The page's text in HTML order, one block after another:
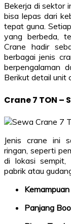
Bekerja di sektor
bisa lepas dari
tepat guna.
yang berbeda,
Crane hadir
berbagai jenis
berpengalaman
Berikut detail unit
Crane 7 TON –
Jenis crane ini
ringan, seperti
di lokasi sempit,
pabrik atau
Panjang